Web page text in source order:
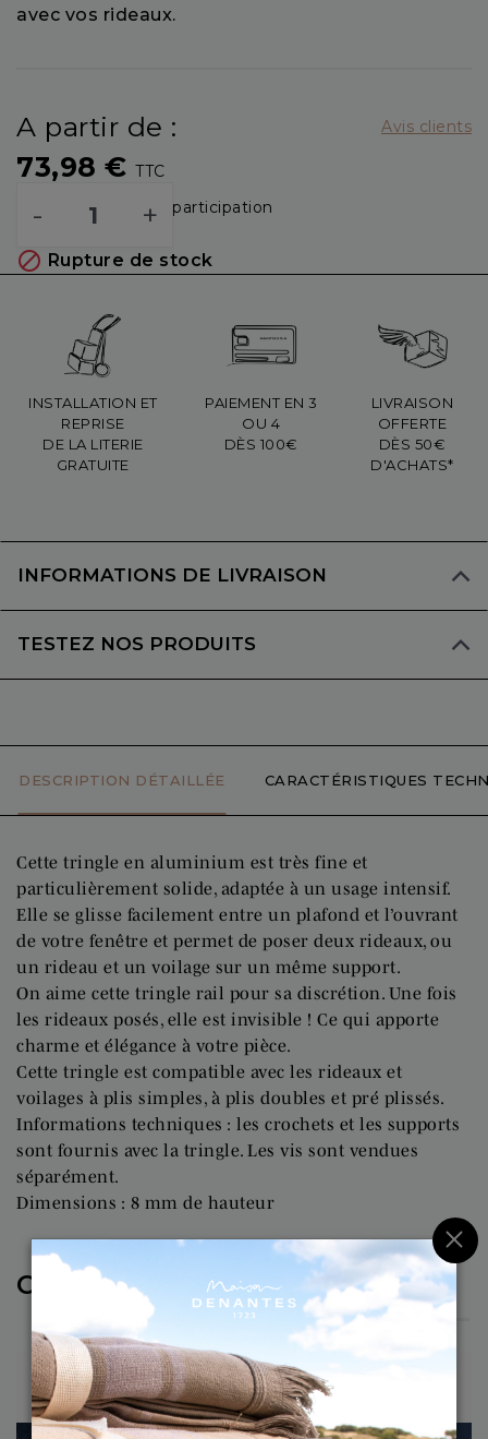
avec vos rideaux.
A partir de :
73,98 € TTC
Dont 0,04 € d'éco-participation
Avis clients
- +
 Rupture de stock
INSTALLATION ET
REPRISE
DE LA LITERIE
GRATUITE
PAIEMENT EN 3
OU 4
DÈS 100€
LIVRAISON
OFFERTE
DÈS 50€
D'ACHATS*
INFORMATIONS DE LIVRAISON
TESTEZ NOS PRODUITS
DESCRIPTION DÉTAILLÉE CARACTÉRISTIQUES
Cette tringle en aluminium est très fine et
particulièrement solide, adaptée à un usage intensif.
Elle se glisse facilement entre un plafond et l’ouvrant
de votre fenêtre et permet de poser deux rideaux, ou
un rideau et un voilage sur un même support.
On aime cette tringle rail pour sa discrétion. Une fois
les rideaux posés, elle est invisible ! Ce qui apporte
charme et élégance à votre pièce.
Cette tringle est compatible avec les rideaux et
voilages à plis simples, à plis doubles et pré plissés.
Informations techniques : les crochets et les supports
sont fournis avec la tringle. Les vis sont vendues
séparément.
Dimensions : 8 mm de hauteur
COMPLÉTEZ VOTRE PANIER
×